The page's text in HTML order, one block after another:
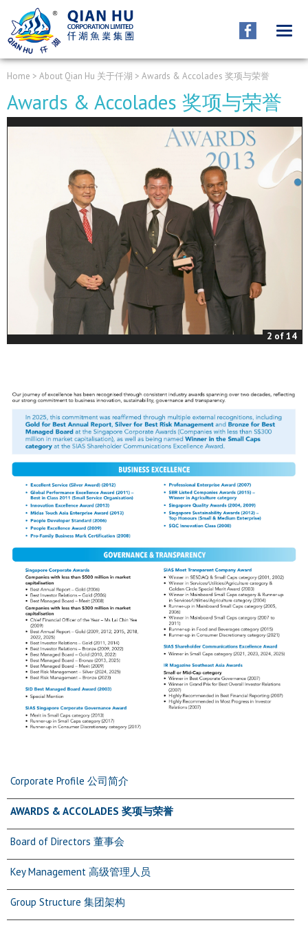
ABOUT QIANHU
关于仟湖
Home > About Qian Hu 关于仟湖 > Awards & Accolades 奖项与荣誉
Awards & Accolades 奖项与荣誉
2 of 14
Corporate Profile 公司简介
AWARDS & ACCOLADES 奖项与荣誉
Board of Directors 董事会
Key Management 高级管理人员
Group Structure 集团架构